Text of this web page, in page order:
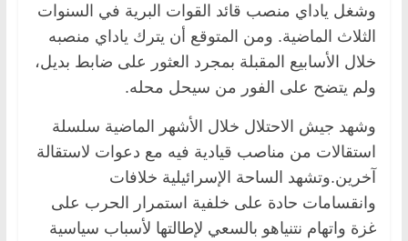
وشغل ياداي منصب قائد القوات البرية في السنوات
الثلاث الماضية. ومن المتوقع أن يترك ياداي منصبه
خلال الأسابيع المقبلة بمجرد العثور على ضابط بديل،
ولم يتضح على الفور من سيحل محله.
وشهد جيش الاحتلال خلال الأشهر الماضية سلسلة
استقالات من مناصب قيادية فيه مع دعوات لاستقالة
آخرين.وتشهد الساحة الإسرائيلية خلافات
وانقسامات حادة على خلفية استمرار الحرب على
غزة واتهام نتنياهو بالسعي لإطالتها لأسباب سياسية